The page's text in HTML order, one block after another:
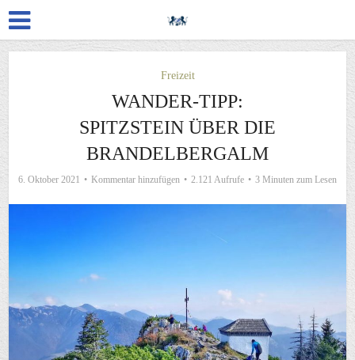
Freizeit
WANDER-TIPP:
SPITZSTEIN ÜBER DIE
BRANDELBERGALM
6. Oktober 2021 Kommentar hinzufügen 2.121 Aufrufe 3 Minuten zum Lesen